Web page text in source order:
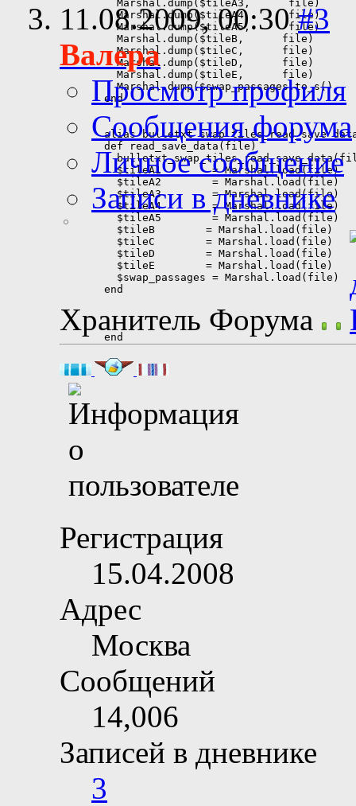
11.08.2009,00:30 #3
Валера
Просмотр профиля
Сообщения форума
Личное сообщение
Записи в дневнике
Хранитель Форума
Регистрация
15.04.2008
Адрес
Москва
Сообщений
14,006
Записей в дневнике
3